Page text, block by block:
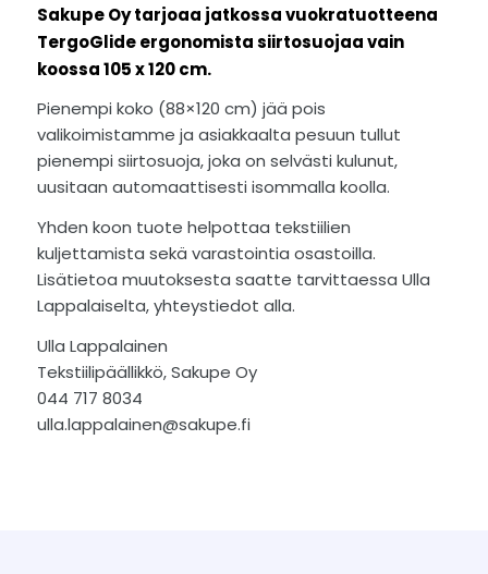
Sakupe Oy tarjoaa jatkossa vuokratuotteena
TergoGlide ergonomista siirtosuojaa vain
koossa 105 x 120 cm.
Pienempi koko (88×120 cm) jää pois
valikoimistamme ja asiakkaalta pesuun tullut
pienempi siirtosuoja, joka on selvästi kulunut,
uusitaan automaattisesti isommalla koolla.
Yhden koon tuote helpottaa tekstiilien
kuljettamista sekä varastointia osastoilla.
Lisätietoa muutoksesta saatte tarvittaessa Ulla
Lappalaiselta, yhteystiedot alla.
Ulla Lappalainen
Tekstiilipäällikkö, Sakupe Oy
044 717 8034
ulla.lappalainen@sakupe.fi